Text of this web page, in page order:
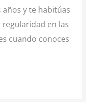
y te habitúas
en las
cuando conoces